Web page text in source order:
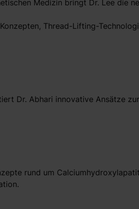
Medizin bringt Dr. Lee die
Thread-Lifting-
Dr. Abhari innovative Ansätze
rund um